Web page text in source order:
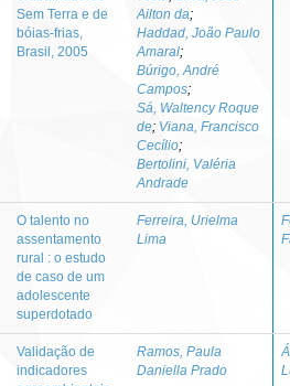
Sem Terra e de
bóias-frias,
Brasil, 2005
Ailton da;
Haddad, João Paulo
Amaral;
Búrigo, André
Campos;
Sá, Waltency Roque
de; Viana, Francisco
Cecílio;
Bertolini, Valéria
Andrade
O talento no
assentamento
rural : o estudo
de caso de um
adolescente
superdotado
Ferreira, Urielma
Lima
Validação de
indicadores
Ramos, Paula
Daniella Prado